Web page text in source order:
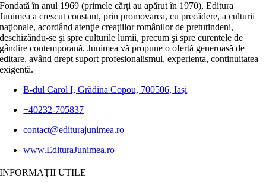
Fondată în anul 1969 (primele cărți au apărut în 1970), Editura
Junimea a crescut constant, prin promovarea, cu precădere, a culturii
naţionale, acordând atenţie creaţiilor românilor de pretutindeni,
deschizându-se şi spre culturile lumii, precum şi spre curentele de
gândire contemporană. Junimea vă propune o ofertă generoasă de
editare, având drept suport profesionalismul, experiența, continuitatea
exigentă.
B-dul Carol I, Grădina Copou, 700506, Iași
+40232-705837
contact@editurajunimea.ro
www.EdituraJunimea.ro
INFORMAŢII UTILE